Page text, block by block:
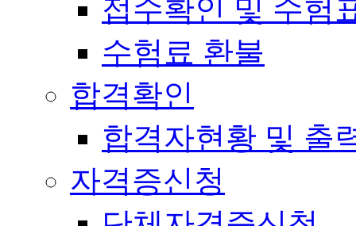
접수확인 및 수험
수험료 환불
합격확인
합격자현황 및 출
자격증신청